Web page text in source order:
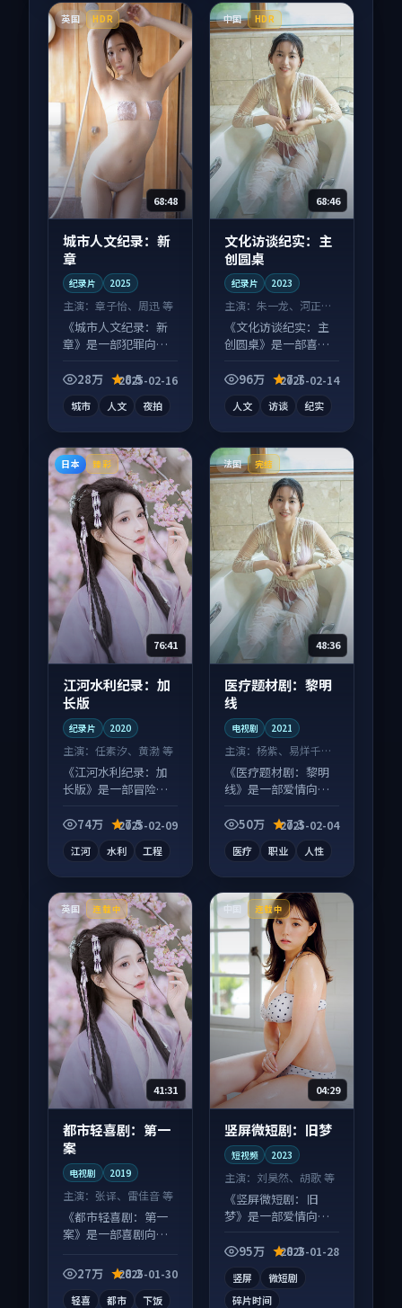
英国 HDR
68:48
城市人文纪录：新
章
纪录片 2025
主演： 章子怡、周迅 等
《城市人文纪录：新
章》是一部犯罪向纪
齐全，观感爽快不拖
28万 8.5
2025-02-16
城市 人文 夜拍
中国 HDR
68:46
文化访谈纪实：主
创圆桌
纪录片 2023
主演：朱一龙、河正宇
等
《文化访谈纪实：主
创圆桌》是一部喜剧
元素齐全，观感爽快
96万 7.7
2025-02-14
人文 访谈 纪实
日本 臻彩
76:41
江河水利纪录：加
长版
纪录片 2020
主演： 任素汐、黄渤 等
《江河水利纪录：加
长版》是一部冒险向
感在线，配乐与镜头
74万 7.5
2025-02-09
江河 水利 工程
法国 完结
48:36
医疗题材剧：黎明
线
电视剧 2021
主演：杨紫、易烊千玺
等
《医疗题材剧：黎明
线》是一部爱情向电
层层推进，尾声常有
50万 7.3
2025-02-04
医疗 职业 人性
英国 连载中
41:31
都市轻喜剧：第一
案
电视剧 2019
主演： 张译、雷佳音 等
《都市轻喜剧：第一
案》是一部喜剧向电
端观看，细节更丰
富。
27万 8.2
2025-01-30
轻喜 都市 下饭
中国 连载中
04:29
竖屏微短剧：旧梦
短视频 2023
主演： 刘昊然、胡歌 等
《竖屏微短剧：旧
梦》是一部爱情向短
并行，细节值得二刷
95万 8.2
2025-01-28
竖屏
微短剧
碎片时间